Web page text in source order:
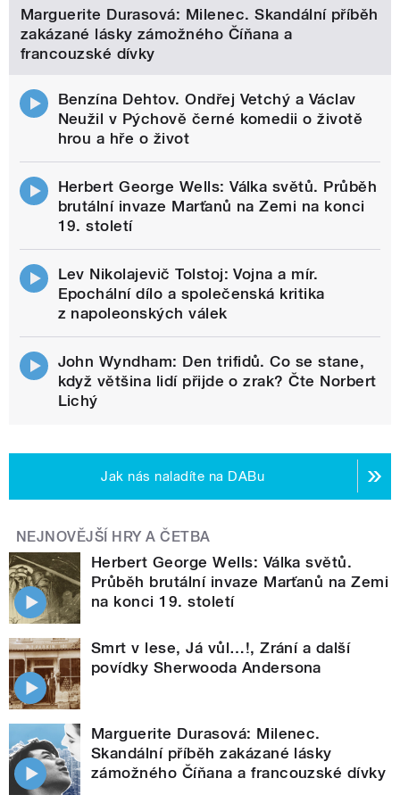
Marguerite Durasová: Milenec. Skandální příběh
zakázané lásky zámožného Číňana a
francouzské dívky
Benzína Dehtov. Ondřej Vetchý a Václav
Neužil v Pýchově černé komedii o životě
hrou a hře o život
Herbert George Wells: Válka světů. Průběh
brutální invaze Marťanů na Zemi na konci
19. století
Lev Nikolajevič Tolstoj: Vojna a mír.
Epochální dílo a společenská kritika
z napoleonských válek
John Wyndham: Den trifidů. Co se stane,
když většina lidí přijde o zrak? Čte Norbert
Lichý
Jak nás naladíte na DABu
NEJNOVĚJŠÍ HRY A ČETBA
Herbert George Wells: Válka světů.
Průběh brutální invaze Marťanů na Zemi
na konci 19. století
Smrt v lese, Já vůl…!, Zrání a další
povídky Sherwooda Andersona
Marguerite Durasová: Milenec.
Skandální příběh zakázané lásky
zámožného Číňana a francouzské dívky